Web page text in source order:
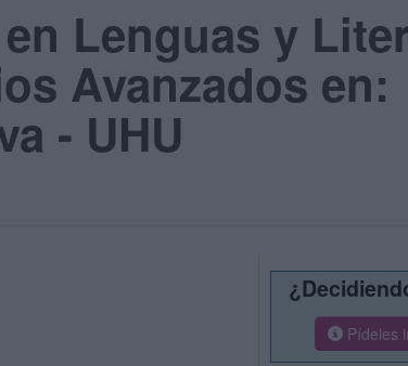
Lenguas y
Avanzados en:
- UHU
Pídeles